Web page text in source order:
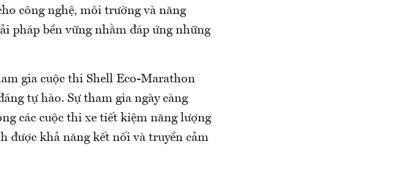
công nghệ, môi trường và năng
pháp bền vững nhằm đáp ứng những
gia cuộc thi Shell Eco-Marathon
tự hào. Sự tham gia ngày càng
các cuộc thi xe tiết kiệm năng lượng
được khả năng kết nối và truyền cảm